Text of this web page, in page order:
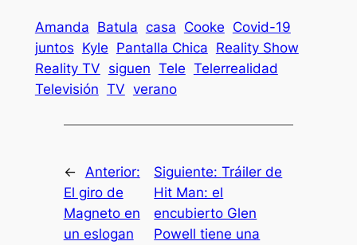
Amanda Batula casa Cooke Covid-19
juntos Kyle Pantalla Chica Reality Show
Reality TV siguen Tele Telerrealidad
Televisión TV verano
←
Anterior:
El giro de
Magneto en
un eslogan
Siguiente:Tráiler de
Hit Man: el
encubierto Glen
Powell tiene una